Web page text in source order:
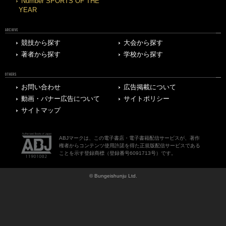
YEAR
ARCHIVE
競技から探す
大会から探す
著者から探す
学校から探す
OTHERS
お問い合わせ
広告掲載について
動画・バナー広告について
サイトポリシー
サイトマップ
ABJマークは、この電子書店・電子書籍配信サービスが、著作
権者からコンテンツ使用許諾を得た正規版配信サービスである
ことを示す登録商標（登録番号6091713号）です。
© Bungeishunju Ltd.